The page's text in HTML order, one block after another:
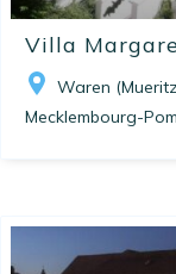
Villa
Waren
Mecklembourg-